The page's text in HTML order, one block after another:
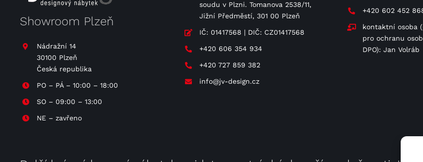
Showroom Plzeň
Nádražní 14
30100 Plzeň
Česká republika
PO – PÁ – 10:00 – 18:00
SO – 09:00 – 13:00
NE – zavřeno
soudu v Plzni. Tomanova 2538/11,
Jižní Předměstí, 301 00 Plzeň
IČ: 01417568 | DIČ: CZ01417568
+420 606 354 934
+420 727 859 382
info@jv-design.cz
+420 602 452
kontaktní osoba
pro ochranu
DPO): Jan Volráb